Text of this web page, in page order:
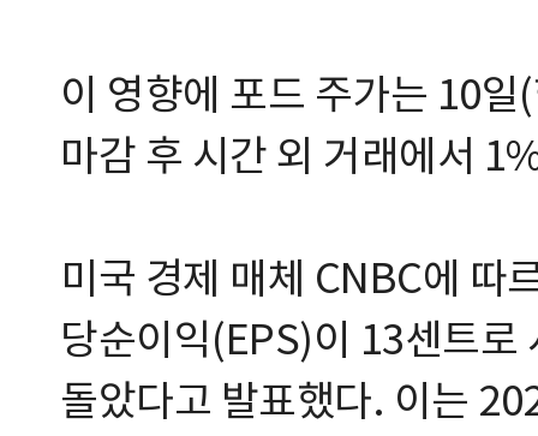
이 영향에 포드 주가는 10
마감 후 시간 외 거래에서
미국 경제 매체 CNBC에 따
당순이익(EPS)이 13센트
돌았다고 발표했다. 이는